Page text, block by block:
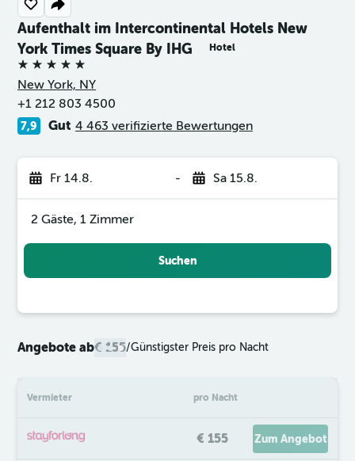
Aufenthalt im Intercontinental Hotels New
York Times Square By IHG
Hotel
5 Sterne
New York, NY
+1 212 803 4500
7,9 Gut 4 463 verifizierte Bewertungen
Fr 14.8. - Sa 15.8.
2 Gäste, 1 Zimmer
Suchen
Angebote ab€ 155/Günstigster Preis pro Nacht
Vermieter pro Nacht
€ 155 Zum Angebot